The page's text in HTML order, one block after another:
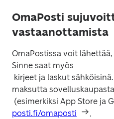
OmaPosti
vastaanottamista
OmaPostissa voit
Sinne saat myös
maksutta sovelluskaupasta
posti.fi/omaposti
.